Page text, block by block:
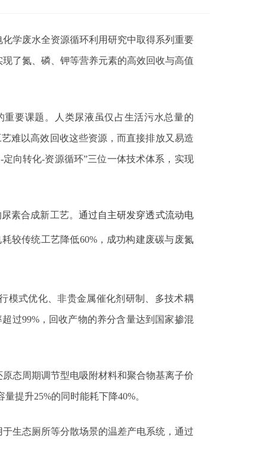
学废水全资源循环利用研究中取得系列重要
了氮、磷、钾等营养元素的高效回收与高值
要课题。人类尿液虽仅占生活污水总量的
难以高效回收这些资源，而直接排放又易造
-定向转化-资源循环”三位一体技术体系，实现
素合成新工艺。 通过自主研发穿透式流动电
耗较传统工艺降低60%， 成功构建废碳与废氮
模式优化、非贵金属催化剂研制、多技术耦
超过99%，回收产物的养分含量达到国家掺混
态周期调节型电吸附材料和聚合物基离子价
量提升25%的同时能耗下降40%。
生态厕所等分散场景的温差产电系统，通过